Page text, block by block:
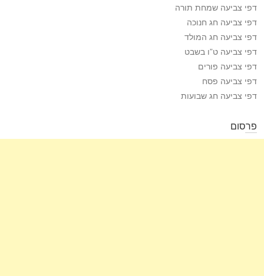
דפי צביעה שמחת תורה
דפי צביעה חג חנוכה
דפי צביעה חג המולד
דפי צביעה ט”ו בשבט
דפי צביעה פורים
דפי צביעה פסח
דפי צביעה חג שבועות
פרסום